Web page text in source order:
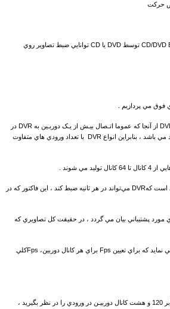
فوق مي پردازيم .
در خصوص ورودي هاي دوربين به DVR از آنجا که عموما اتـصال بيـش از يـک دوربـين به DVR در
سيستم هاي امنيتي و نظارتي نيازمند مي باشد ، بنابراين انواع DVR با تعداد ورودي هاي متفاوت
مي شوند .
فاکتور فريم در ثانيه، تعداد تصاويري است کهDVR مي‌تواند در هر ثانيه ضبط کند ، اين فاکتور که در
مورد پشتيباني بيان مي گردد ، در حقيقت کل تصاويري که
توسط سيستم مي باشد را عنوان مي نمايد که براي تعيين Fps براي هر کانال دوربين، Fpsکلي
به عنوان مثال يـک DVR با FPS برابر 120 و هشت کانال دوربيـن در ورودي را در نظر بگيريد ،